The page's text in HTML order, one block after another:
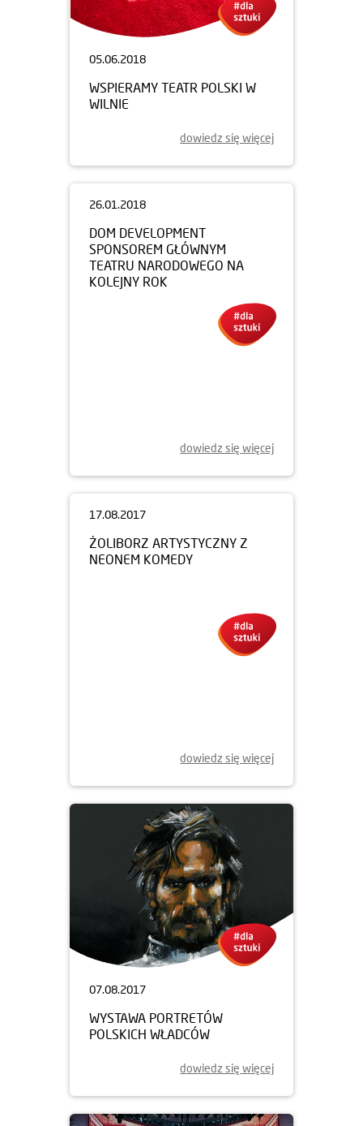
05.06.2018
WSPIERAMY TEATR POLSKI W
WILNIE
dowiedz się więcej
dowiedz się więcej
dowiedz się więcej
07.08.2017
WYSTAWA PORTRETÓW
POLSKICH WŁADCÓW
dowiedz się więcej